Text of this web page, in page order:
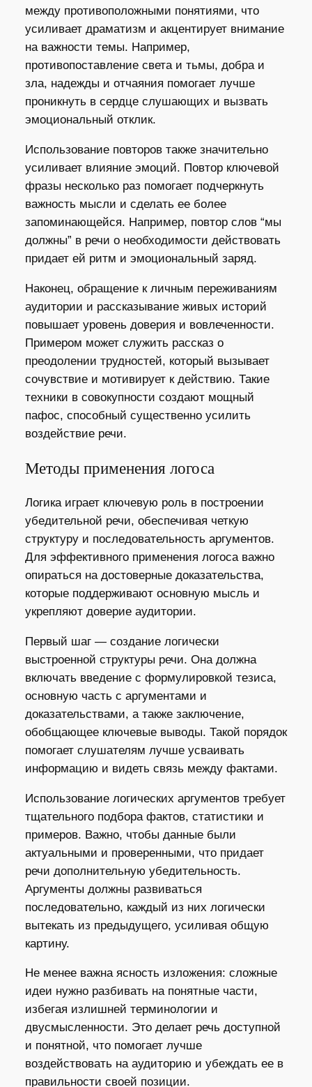
между противоположными понятиями, что
усиливает драматизм и акцентирует внимание
на важности темы. Например,
противопоставление света и тьмы, добра и
зла, надежды и отчаяния помогает лучше
проникнуть в сердце слушающих и вызвать
эмоциональный отклик.
Использование повторов также значительно
усиливает влияние эмоций. Повтор ключевой
фразы несколько раз помогает подчеркнуть
важность мысли и сделать ее более
запоминающейся. Например, повтор слов “мы
должны” в речи о необходимости действовать
придает ей ритм и эмоциональный заряд.
Наконец, обращение к личным переживаниям
аудитории и рассказывание живых историй
повышает уровень доверия и вовлеченности.
Примером может служить рассказ о
преодолении трудностей, который вызывает
сочувствие и мотивирует к действию. Такие
техники в совокупности создают мощный
пафос, способный существенно усилить
воздействие речи.
Методы применения логоса
Логика играет ключевую роль в построении
убедительной речи, обеспечивая четкую
структуру и последовательность аргументов.
Для эффективного применения логоса важно
опираться на достоверные доказательства,
которые поддерживают основную мысль и
укрепляют доверие аудитории.
Первый шаг — создание логически
выстроенной структуры речи. Она должна
включать введение с формулировкой тезиса,
основную часть с аргументами и
доказательствами, а также заключение,
обобщающее ключевые выводы. Такой порядок
помогает слушателям лучше усваивать
информацию и видеть связь между фактами.
Использование логических аргументов требует
тщательного подбора фактов, статистики и
примеров. Важно, чтобы данные были
актуальными и проверенными, что придает
речи дополнительную убедительность.
Аргументы должны развиваться
последовательно, каждый из них логически
вытекать из предыдущего, усиливая общую
картину.
Не менее важна ясность изложения: сложные
идеи нужно разбивать на понятные части,
избегая излишней терминологии и
двусмысленности. Это делает речь доступной
и понятной, что помогает лучше
воздействовать на аудиторию и убеждать ее в
правильности своей позиции.